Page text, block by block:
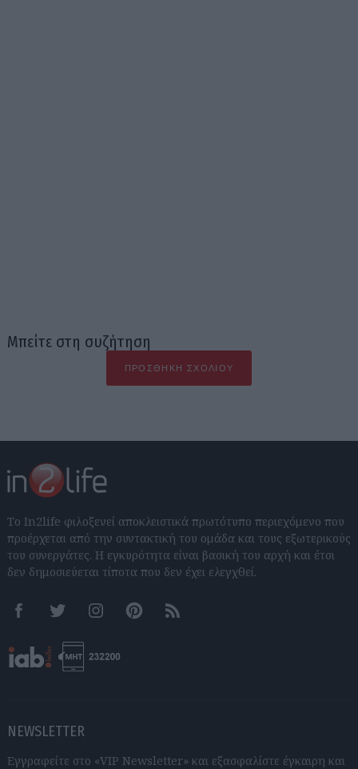
Μπείτε στη συζήτηση
ΠΡΟΣΘΉΚΗ ΣΧΟΛΊΟΥ
Το In2life φιλοξενεί αποκλειστικά πρωτότυπο περιεχόμενο που
προέρχεται από την συντακτική του ομάδα και τους εξωτερικούς
του συνεργάτες. Η εγκυρότητα είναι βασική του αρχή και έτσι
δεν δημοσιεύεται τίποτα που δεν έχει ελεγχθεί.
FacebookTwitter InstagramPinterestRSS feeds
NEWSLETTER
Εγγραφείτε στο «VIP Newsletter» και εξασφαλίστε έγκαιρη και